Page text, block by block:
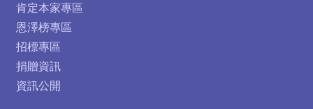
肯定本家專區
恩澤榜專區
招標專區
捐贈資訊
資訊公開